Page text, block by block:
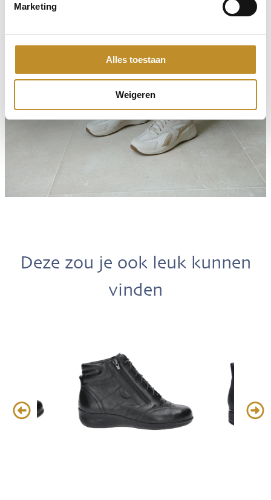
Marketing
Alles toestaan
Weigeren
Deze zou je ook leuk kunnen
vinden